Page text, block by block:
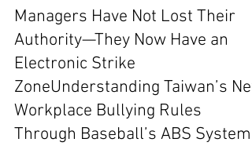
理權，也可能使整個組織的管理機制逐漸失靈。對
企業而言，真正需要防範的不是權力來自哪一方，
而是任何人利用不當手段破壞正常管理秩序。 關鍵
字：職場霸凌、反向霸凌、企業治理 勞動法令遵循
教育訓練、董事會成員進修時數認證、職場霸凌性
騷擾外部委員、訴訟調解程序代理請洽：業鑫法律
事務所窗口（電話02-25156822）官網
https://www.yesinlaw.com 第一，管理權受到
Managers Have Not Lost Their
Authority—They Now Have an
Electronic Strike
ZoneUnderstanding Taiwan’s
Workplace Bullying Rules
Through Baseball’s ABS System